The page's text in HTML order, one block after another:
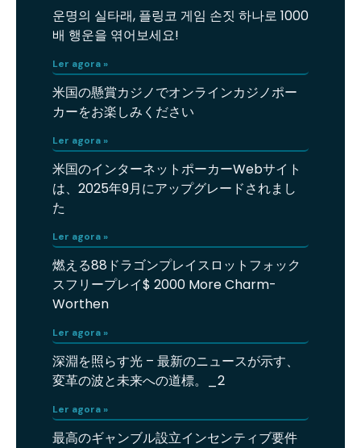
운명의 실타래, 플링코 게임 손짓 하나로 1000
배 행운을 엮어보세요!
Ler agora »
米国の懸賞カジノでオンラインカジノポー
カーをお楽しみください
Ler agora »
米国のインターネットポーカーWebサイト
は、2025年9月にアップグレードされまし
た
Ler agora »
燃える88ドラゴンプレイスロットフォック
スフリープレイ$ 2000 More Charm-
Worthen
Ler agora »
深淵を照らす光 – 最新のニュースが示す、
変革の波と未来への道標。_2
Ler agora »
最高のギャンブル設立インセンティブ要件